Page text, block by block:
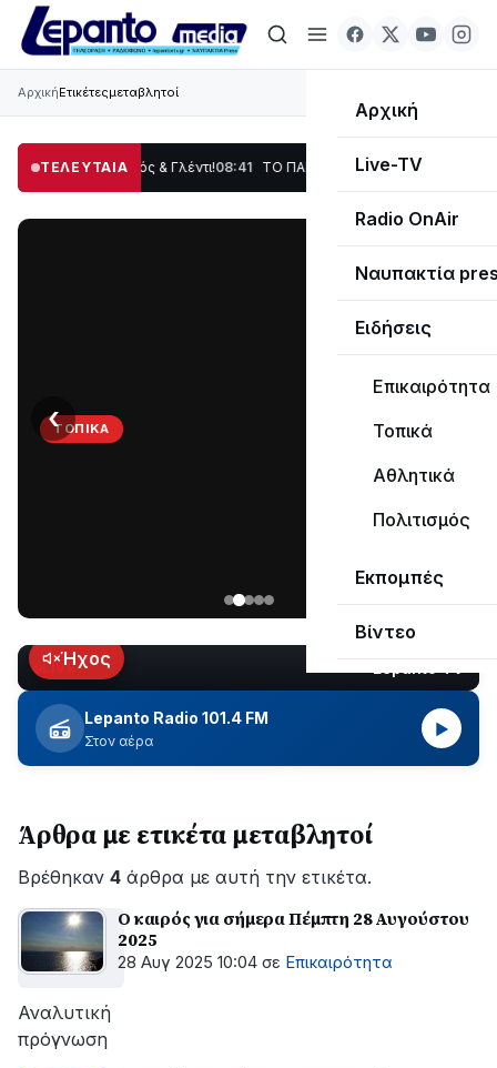
Αρχική
Live-TV
Radio OnAir
Ναυπακτία
Ειδήσεις
Επικαιρότητα
Τοπικά
Αθλητικά
Πολιτισμός
Εκπομπές
Βίντεο
ΑρχικήΕτικέτεςμεταβλητοί
ΤΕΛΕΥΤΑΙΑ
Χορός & Γλέντι! 08:41 ΤΟ ΠΑΡΤΥ ΣΥΝΕΧΙΖΕΤΑΙ… 19:47 Στο σκοτάδι
ΤΟΠΙΚΆ
Κωτσανά
για
τα
μεγάλα
έργα
‹
LIVEΉχος
Lepanto Radio 101.4 FM
Στον αέρα
▶
Άρθρα με ετικέτα μεταβλητοί
Βρέθηκαν 4 άρθρα με αυτή την ετικέτα.
Ο καιρός για σήμερα Πέμπτη 28 Αυγούστου
2025
28 Αυγ 2025 10:04 σε Επικαιρότητα
Αναλυτική
πρόγνωση